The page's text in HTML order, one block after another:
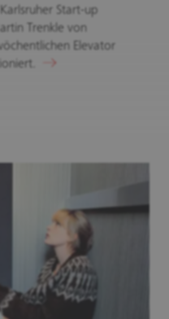
Start-up
Trenkle von
Elevator